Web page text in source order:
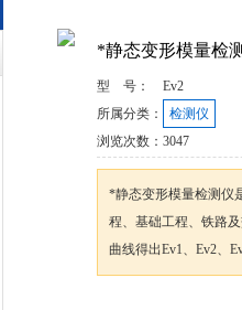
*静态变形模量检
型 号：
Ev2
所属分类：
检测仪
浏览次数： 3047
*静态变形模量检测仪
程、基础工程、铁路
曲线得出Ev1、Ev2、